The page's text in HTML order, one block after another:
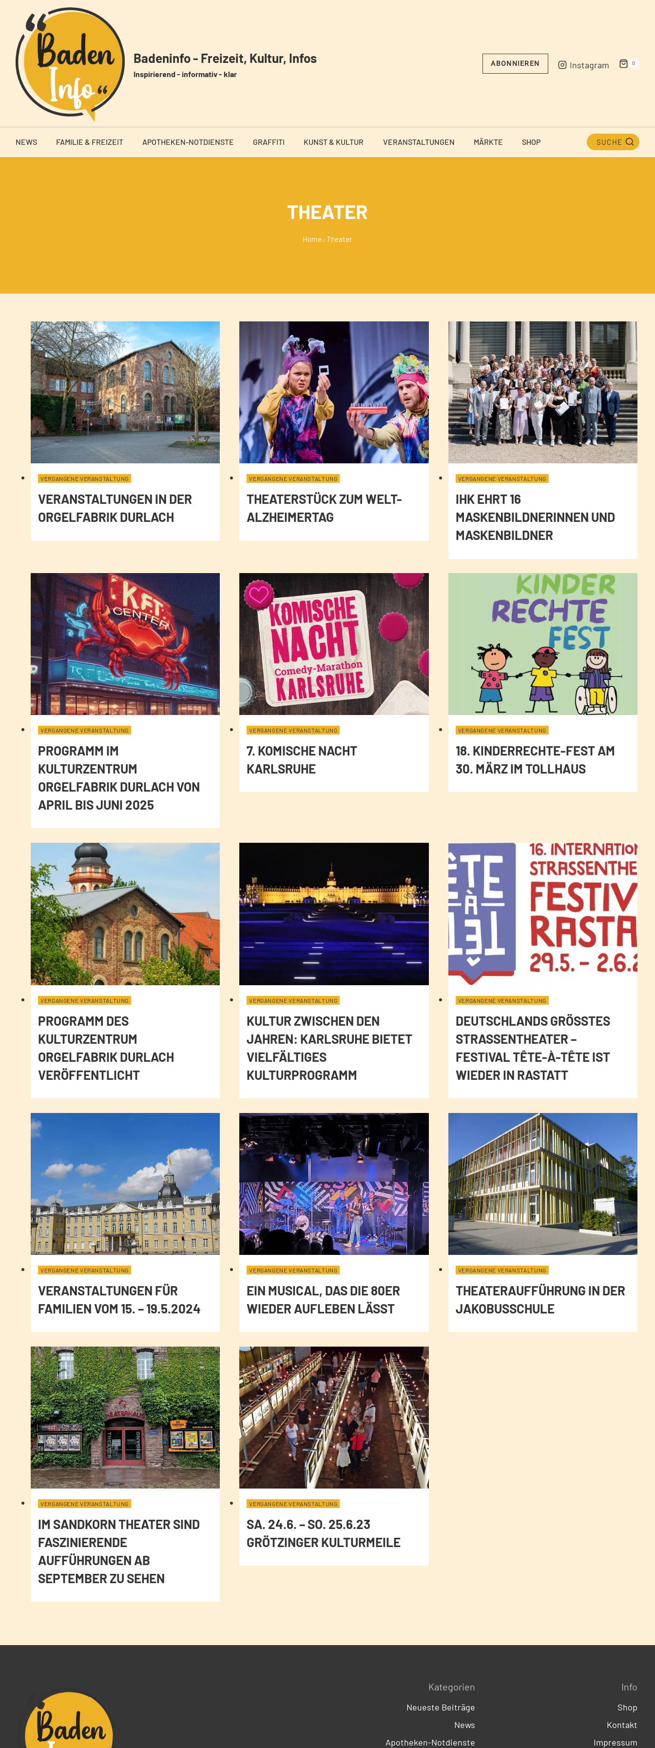
springen
Badeninfo - Freizeit, Kultur, Infos
Inspirierend - informativ - klar
ABONNIEREN Instagram 0
NEWS FAMILIE & FREIZEIT APOTHEKEN-NOTDIENSTE GRAFFITI KUNST & KULTUR VERANSTALTUNGEN MÄRKTE SHOP SUCHE
THEATER
Home / Theater
VERGANGENE VERANSTALTUNG
VERANSTALTUNGEN IN DER
ORGELFABRIK DURLACH
VERGANGENE VERANSTALTUNG
THEATERSTÜCK ZUM WELT-
ALZHEIMERTAG
VERGANGENE VERANSTALTUNG
IHK EHRT 16
MASKENBILDNERINNEN UND
MASKENBILDNER
VERGANGENE VERANSTALTUNG
PROGRAMM IM
KULTURZENTRUM
ORGELFABRIK DURLACH VON
APRIL BIS JUNI 2025
VERGANGENE VERANSTALTUNG
7. KOMISCHE NACHT
KARLSRUHE
VERGANGENE VERANSTALTUNG
18. KINDERRECHTE-FEST AM
30. MÄRZ IM TOLLHAUS
VERGANGENE VERANSTALTUNG
PROGRAMM DES
KULTURZENTRUM
ORGELFABRIK DURLACH
VERÖFFENTLICHT
VERGANGENE VERANSTALTUNG
KULTUR ZWISCHEN DEN
JAHREN: KARLSRUHE BIETET
VIELFÄLTIGES
KULTURPROGRAMM
VERGANGENE VERANSTALTUNG
DEUTSCHLANDS GRÖSSTES S
TRASSENTHEATER – FE
STIVAL TÊTE-À-TÊTE IST WI
EDER IN RASTATT
VERGANGENE VERANSTALTUNG
VERANSTALTUNGEN FÜR
FAMILIEN VOM 15. – 19.5.2024
VERGANGENE VERANSTALTUNG
EIN MUSICAL, DAS DIE 80ER
WIEDER AUFLEBEN LÄSST
VERGANGENE VERANSTALTUNG
THEATERAUFFÜHRUNG IN DER
JAKOBUSSCHULE
VERGANGENE VERANSTALTUNG
IM SANDKORN THEATER SIND
FASZINIERENDE
AUFFÜHRUNGEN AB
SEPTEMBER ZU SEHEN
VERGANGENE VERANSTALTUNG
SA. 24.6. – SO. 25.6.23
GRÖTZINGER KULTURMEILE
Kategorien
Neueste Beiträge
News
Apotheken-Notdienste
Info
Shop
Kontakt
Impressum